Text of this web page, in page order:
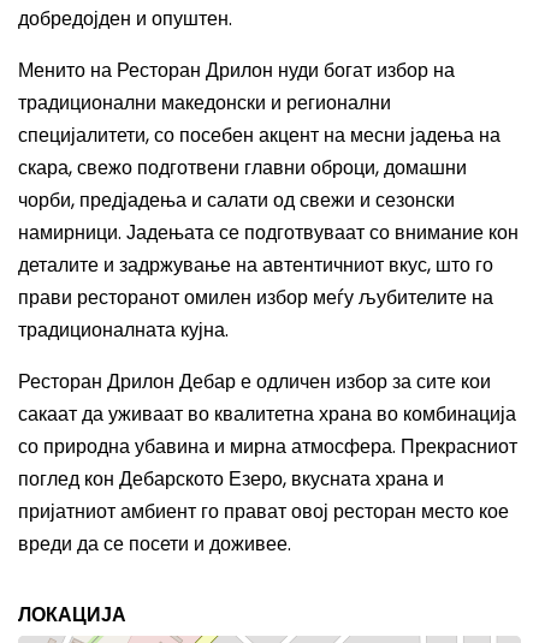
добредојден и опуштен.
Менито на Ресторан Дрилон нуди богат избор на
традиционални македонски и регионални
специјалитети, со посебен акцент на месни јадења на
скара, свежо подготвени главни оброци, домашни
чорби, предјадења и салати од свежи и сезонски
намирници. Јадењата се подготвуваат со внимание кон
деталите и задржување на автентичниот вкус, што го
прави ресторанот омилен избор меѓу љубителите на
традиционалната кујна.
Ресторан Дрилон Дебар е одличен избор за сите кои
сакаат да уживаат во квалитетна храна во комбинација
со природна убавина и мирна атмосфера. Прекрасниот
поглед кон Дебарското Езеро, вкусната храна и
пријатниот амбиент го прават овој ресторан место кое
вреди да се посети и доживее.
ЛОКАЦИЈА